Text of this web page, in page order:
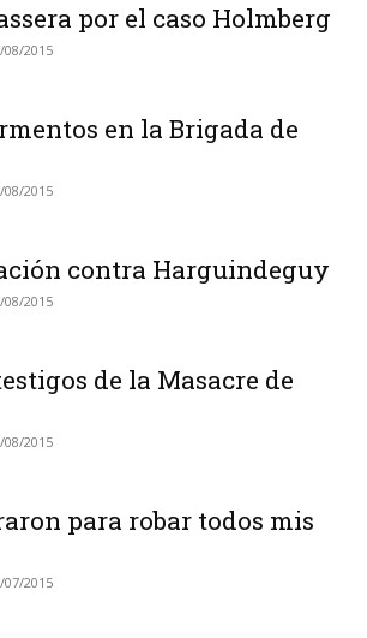
por el caso Holmberg
08/2015
en la Brigada de
08/2015
contra Harguindeguy
08/2015
de la Masacre de
08/2015
para robar todos mis
07/2015